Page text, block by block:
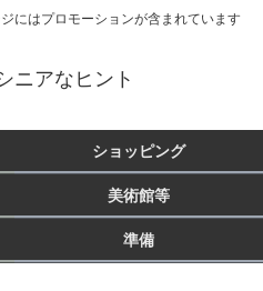
にはプロモーションが含まれています
ニアなヒント
ショッピング
美術館等
準備